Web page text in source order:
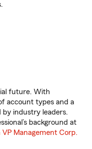
future. With
account types and a
industry leaders.
background at
Management Corp.